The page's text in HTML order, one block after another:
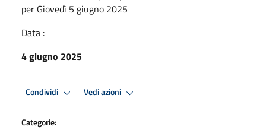
per Giovedì 5 giugno 2025
Data :
4 giugno 2025
Condividi Vedi azioni
Categorie: